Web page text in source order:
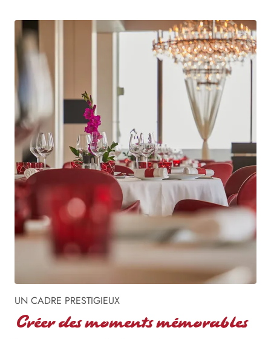
UN CADRE PRESTIGIEUX
Créer des moments mémorables